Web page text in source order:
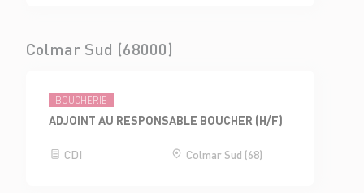
Colmar Sud (68000)
BOUCHERIE
ADJOINT AU RESPONSABLE BOUCHER (H/F)
CDI Colmar Sud (68)